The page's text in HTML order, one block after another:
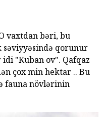
vaxtdan bəri, bu
qorunur
"Kuban ov". Qafqaz
çox min hektar .. Bu
fauna növlərinin